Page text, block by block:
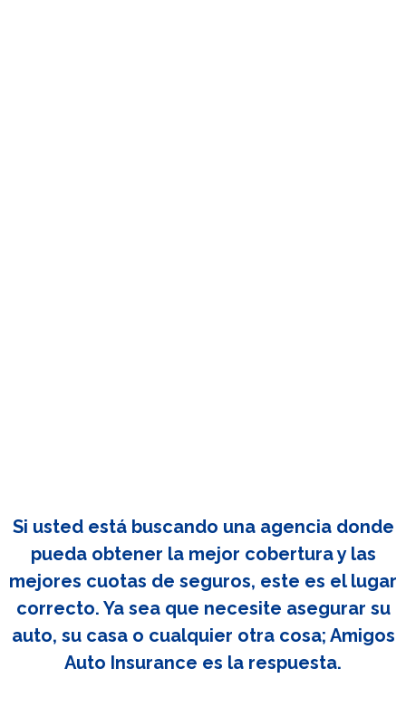
Si usted está buscando una agencia donde
pueda obtener la mejor cobertura y las
mejores cuotas de seguros, este es el lugar
correcto. Ya sea que necesite asegurar su
auto, su casa o cualquier otra cosa; Amigos
Auto Insurance es la respuesta.